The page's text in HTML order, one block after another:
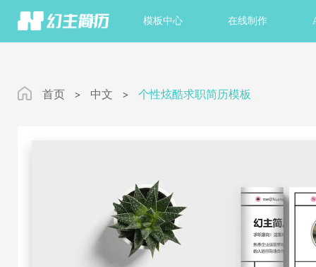
首页 模板中心 在线制作
首页 > 中文 > 个性炫酷求职简历模板